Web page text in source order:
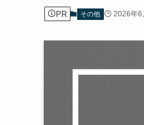
PR その他 2026年6